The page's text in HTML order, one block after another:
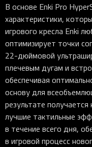
В основе Enki Pro
характеристики,
игрового кресла Enki
оптимизирует точки
22-дюймовой
плечевым дугам и
обеспечивая
основу для
результате
лучшие тактильные
в течение всего дня,
в игровой процесс